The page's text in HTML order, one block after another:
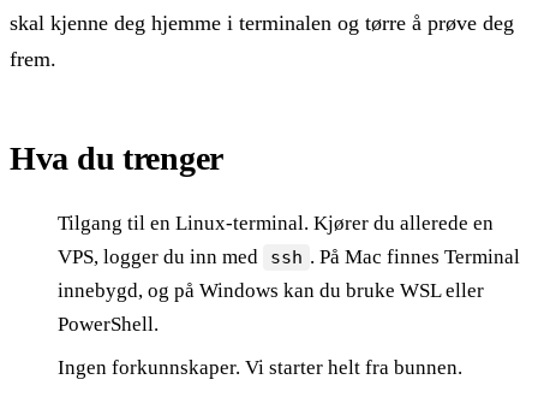
skal kjenne deg hjemme i terminalen og tørre å prøve deg
frem.
Hva du trenger
Tilgang til en Linux-terminal. Kjører du allerede en
VPS, logger du inn med
ssh . På Mac finnes Terminal
innebygd, og på Windows kan du bruke WSL eller
PowerShell.
Ingen forkunnskaper. Vi starter helt fra bunnen.